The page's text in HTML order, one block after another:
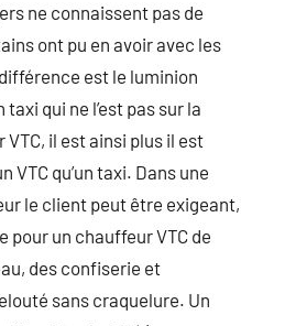
ne connaissent pas de
ont pu en avoir avec les
est le luminion
taxi qui ne l’est pas sur la
il est ainsi plus il est
VTC qu’un taxi. Dans une
le client peut être exigeant,
pour un chauffeur VTC de
des confiserie et
sans craquelure. Un